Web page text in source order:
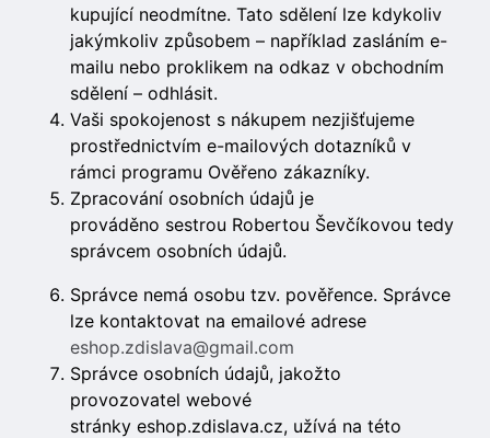
kupující neodmítne. Tato sdělení lze kdykoliv
jakýmkoliv způsobem – například zasláním e-
mailu nebo proklikem na odkaz v obchodním
sdělení – odhlásit.
Vaši spokojenost s nákupem nezjišťujeme
prostřednictvím e-mailových dotazníků v
rámci programu Ověřeno zákazníky.
Zpracování osobních údajů je
prováděno sestrou Robertou Ševčíkovou tedy
správcem osobních údajů.
Správce nemá osobu tzv. pověřence. Správce
lze kontaktovat na emailové adrese
eshop.zdislava@gmail.com
Správce osobních údajů, jakožto
provozovatel webové
stránky eshop.zdislava.cz, užívá na této